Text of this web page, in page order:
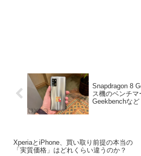
Snapdragon 8
ス機のベンチマ
Geekbenchなど
XperiaとiPhone、買い取り前提の本当の
「実質価格」はどれくらい違うのか？